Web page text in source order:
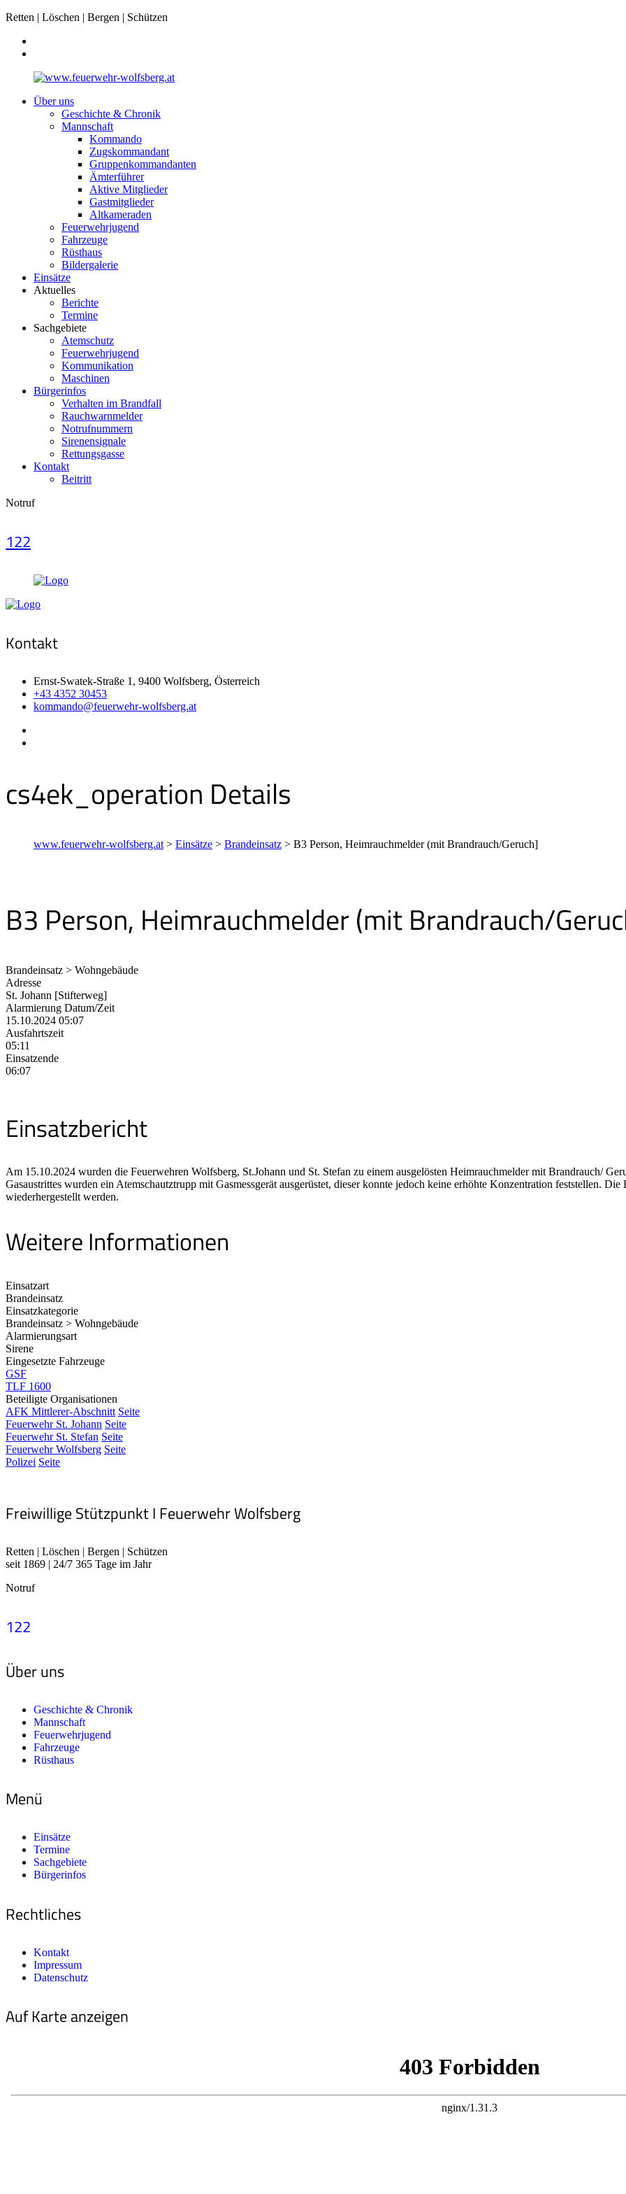
Retten | Löschen | Bergen | Schützen
Über uns
Geschichte & Chronik
Mannschaft
Kommando
Zugskommandant
Gruppenkommandanten
Ämterführer
Aktive Mitglieder
Gastmitglieder
Altkameraden
Feuerwehrjugend
Fahrzeuge
Rüsthaus
Bildergalerie
Einsätze
Aktuelles
Berichte
Termine
Sachgebiete
Atemschutz
Feuerwehrjugend
Kommunikation
Maschinen
Bürgerinfos
Verhalten im Brandfall
Rauchwarnmelder
Notrufnummern
Sirenensignale
Rettungsgasse
Kontakt
Beitritt
Notruf
122
Kontakt
Ernst-Swatek-Straße 1, 9400 Wolfsberg, Österreich
+43 4352 30453
kommando@feuerwehr-wolfsberg.at
cs4ek_operation Details
www.feuerwehr-wolfsberg.at > Einsätze > Brandeinsatz > B3 Person, Heimrauchmelder (mit Brandrauch/Geruch]
B3 Person, Heimrauchmelder (mit Brandrauch/
Brandeinsatz > Wohngebäude
Adresse
St. Johann [Stifterweg]
Alarmierung Datum/Zeit
15.10.2024 05:07
Ausfahrtszeit
05:11
Einsatzende
06:07
Einsatzbericht
Am 15.10.2024 wurden die Feuerwehren Wolfsberg, St.Johann und St. Stefan zu einem ausgelösten Heimrauchmelder mit Brandrauch/
Gasaustrittes wurden ein Atemschautztrupp mit Gasmessgerät ausgerüstet, dieser konnte jedoch keine erhöhte Konzentration feststellen.
wiederhergestellt werden.
Weitere Informationen
Einsatzart
Brandeinsatz
Einsatzkategorie
Brandeinsatz > Wohngebäude
Alarmierungsart
Sirene
Eingesetzte Fahrzeuge
GSF
TLF 1600
Beteiligte Organisationen
AFK Mittlerer-Abschnitt Seite
Feuerwehr St. Johann Seite
Feuerwehr St. Stefan Seite
Feuerwehr Wolfsberg Seite
Polizei Seite
Freiwillige Stützpunkt I Feuerwehr Wolfsberg
Retten | Löschen | Bergen | Schützen
seit 1869 | 24/7 365 Tage im Jahr
Notruf
122
Über uns
Geschichte & Chronik
Mannschaft
Feuerwehrjugend
Fahrzeuge
Rüsthaus
Menü
Einsätze
Termine
Sachgebiete
Bürgerinfos
Rechtliches
Kontakt
Impressum
Datenschutz
Auf Karte anzeigen